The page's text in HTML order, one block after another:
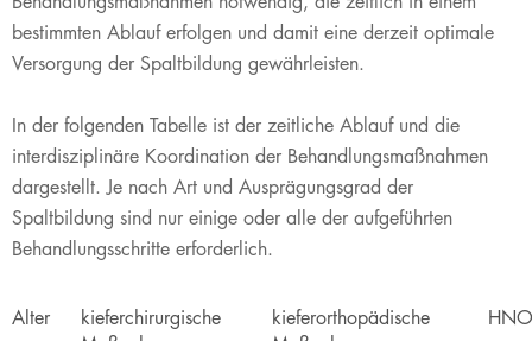
bestimmten Ablauf erfolgen und damit eine derzeit optimale
Versorgung der Spaltbildung gewährleisten.
In der folgenden Tabelle ist der zeitliche Ablauf und die
interdisziplinäre Koordination der Behandlungsmaßnahmen
dargestellt. Je nach Art und Ausprägungsgrad der
Spaltbildung sind nur einige oder alle der aufgeführten
Behandlungsschritte erforderlich.
​Alter
​kieferchirurgische
​kieferorthopädische